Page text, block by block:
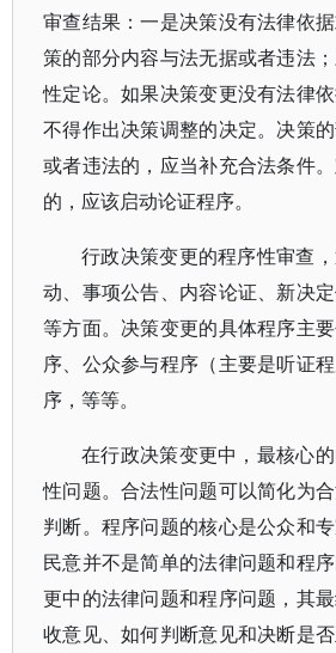
审查结果：一是决策没有法律依
策的部分内容与法无据或者违法
性定论。如果决策变更没有法律
不得作出决策调整的决定。决策
或者违法的，应当补充合法条件
的，应该启动论证程序。
行政决策变更的程序性审查
动、事项公告、内容论证、新决
等方面。决策变更的具体程序主
序、公众参与程序（主要是听证
序，等等。
在行政决策变更中，最核心
性问题。合法性问题可以简化为
判断。程序问题的核心是公众和
民意并不是简单的法律问题和程
更中的法律问题和程序问题，其
收意见、如何判断意见和决断是